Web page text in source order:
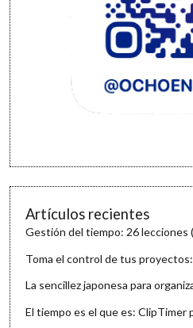
Artículos recientes
Gestión del tiempo: 26 lecciones
Toma el control de tus
La sencillez japonesa para
El tiempo es el que es: ClipTimer